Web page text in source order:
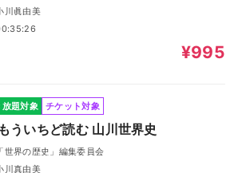
川眞由美
¥995
題対象 チケット対象
ういちど読む 山川世界史
「世界の歴史」編集委員会
川真由美